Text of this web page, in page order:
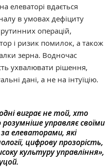
елеваторі вдається
в умовах дефіциту
операцій,
і ризик помилок, а також
зерна. Водночас
ухвалювати рішення,
дані, а не на інтуїцію.
виграє не той, хто
управляє своїми
елеваторами, які
цифрову прозорість,
культуру управління»,